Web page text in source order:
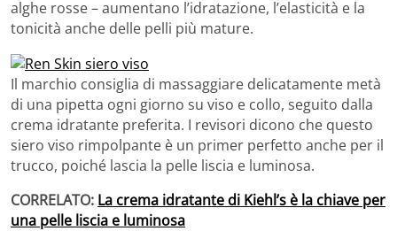
alghe rosse – aumentano l’idratazione, l’elasticità e la
tonicità anche delle pelli più mature.
Il marchio consiglia di massaggiare delicatamente metà
di una pipetta ogni giorno su viso e collo, seguito dalla
crema idratante preferita. I revisori dicono che questo
siero viso rimpolpante è un primer perfetto anche per il
trucco, poiché lascia la pelle liscia e luminosa.
CORRELATO: La crema idratante di Kiehl’s è la chiave per
una pelle liscia e luminosa